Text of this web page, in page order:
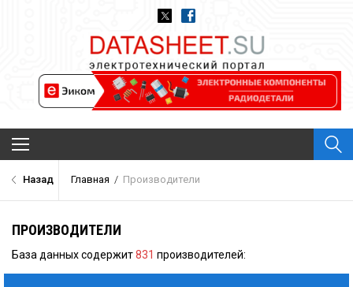
Производители
О проекте
Назад Главная / Производители
ПРОИЗВОДИТЕЛИ
База данных содержит831 производителей: